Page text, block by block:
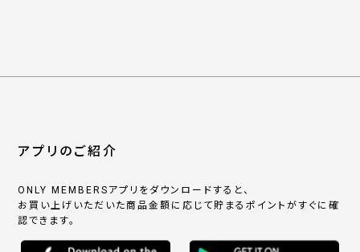
アプリのご紹介
ONLY MEMBERSアプリをダウンロードすると、
お買い上げいただいた商品金額に応じて貯まるポイントがすぐに確
認できます。